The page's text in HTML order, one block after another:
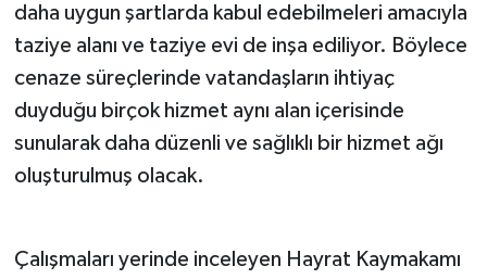
daha uygun şartlarda kabul edebilmeleri amacıyla
taziye alanı ve taziye evi de inşa ediliyor. Böylece
cenaze süreçlerinde vatandaşların ihtiyaç
duyduğu birçok hizmet aynı alan içerisinde
sunularak daha düzenli ve sağlıklı bir hizmet ağı
oluşturulmuş olacak.
Çalışmaları yerinde inceleyen Hayrat Kaymakamı